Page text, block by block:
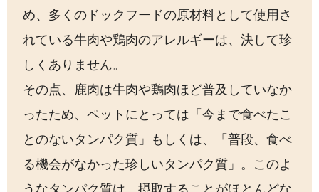
め、多くのドックフードの原材料として使用さ
れている牛肉や鶏肉のアレルギーは、決して珍
しくありません。
その点、鹿肉は牛肉や鶏肉ほど普及していなか
ったため、ペットにとっては「今まで食べたこ
とのないタンパク質」もしくは、「普段、食べ
る機会がなかった珍しいタンパク質」。このよ